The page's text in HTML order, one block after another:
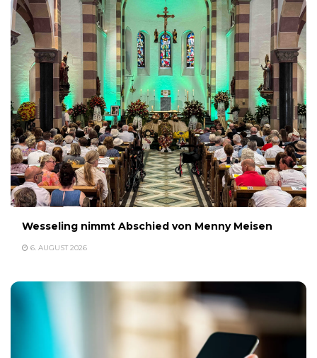
Wesseling nimmt Abschied von Menny Meisen
6. AUGUST 2026